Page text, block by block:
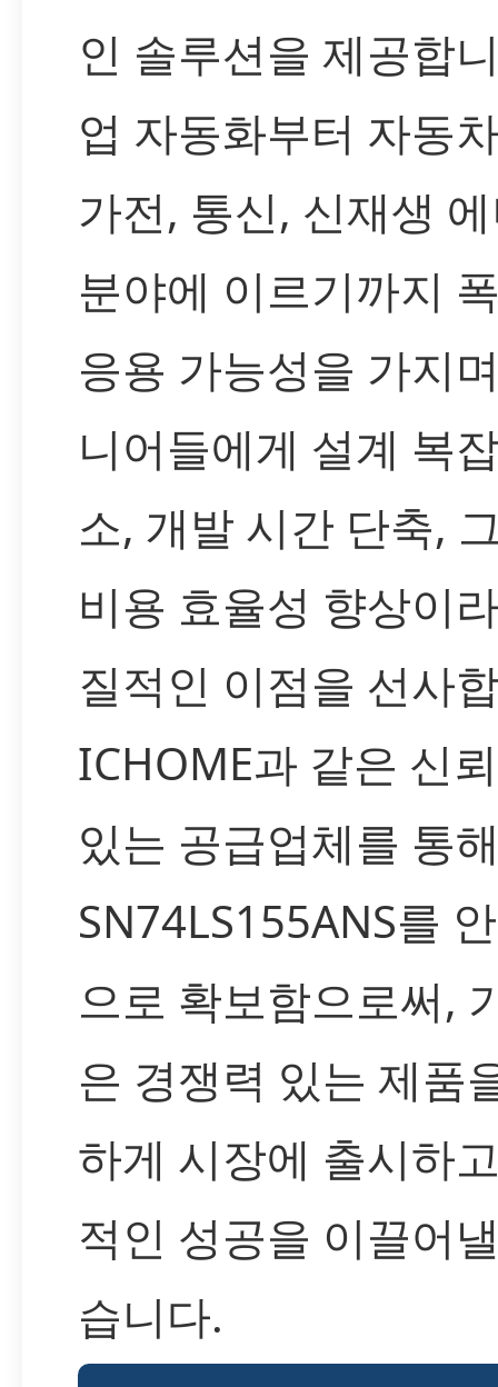
인 솔루션을 제공합
업 자동화부터 자동
가전, 통신, 신재생
분야에 이르기까지
응용 가능성을 가지
니어들에게 설계 복
소, 개발 시간 단축,
비용 효율성 향상이
질적인 이점을 선사
ICHOME과 같은 신
있는 공급업체를 통
SN74LS155ANS를
으로 확보함으로써,
은 경쟁력 있는 제품
하게 시장에 출시하
적인 성공을 이끌어
습니다.